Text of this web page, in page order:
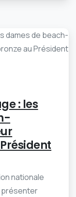
0 -
: les
nationale
présenter